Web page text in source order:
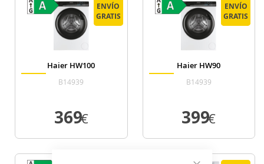
ENVÍO
GRATIS
ENVÍO
GRATIS
Haier HW100
B14939
369
€
ENVÍO
GRATIS
ENVÍO
GRATIS
Haier HW90
B14939
399
€